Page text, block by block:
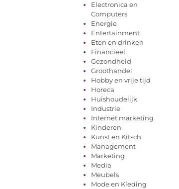
Electronica en
Computers
Energie
Entertainment
Eten en drinken
Financieel
Gezondheid
Groothandel
Hobby en vrije tijd
Horeca
Huishoudelijk
Industrie
Internet marketing
Kinderen
Kunst en Kitsch
Management
Marketing
Media
Meubels
Mode en Kleding